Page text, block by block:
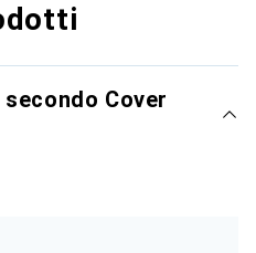
Cover